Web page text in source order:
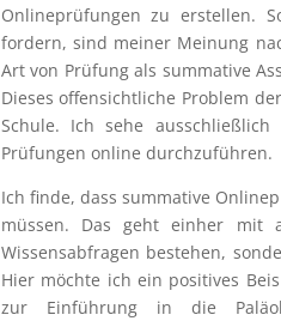
Onlineprüfungen zu erstellen.
fordern, sind meiner Meinung
Art von Prüfung als summative
Dieses offensichtliche Problem
Schule. Ich sehe
Prüfungen online durchzuführen.
Ich finde, dass summative
müssen. Das geht einher mit
Wissensabfragen bestehen,
Hier möchte ich ein positives
zur Einführung in die